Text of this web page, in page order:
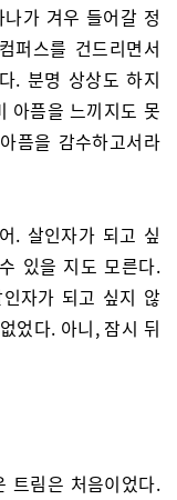
가 겨우 들어갈 정
퍼스를 건드리면서
. 분명 상상도 하지
아픔을 느끼지도 못
픔을 감수하고서라
. 살인자가 되고 싶
있을 지도 모른다.
자가 되고 싶지 않
었다. 아니, 잠시 뒤
트림은 처음이었다.